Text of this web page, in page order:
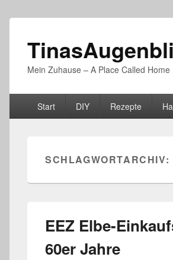
Mein Zuhause – A Place Called Home
PrimäresStart DIY Rezepte
SCHLAGWORTARCHIV:
EEZ Elbe-
60er Jahre